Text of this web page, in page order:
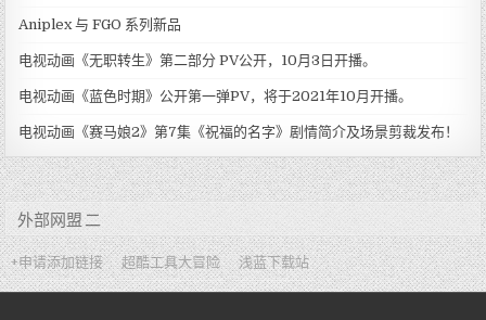
Aniplex 与 FGO 系列新品
电视动画《无职转生》第二部分 PV公开，10月3日开播。
电视动画《蓝色时期》公开第一弹PV，将于2021年10月开播。
电视动画《赛马娘2》第7集《祝福的名字》剧情简介及场景剪裁发布！
外部网盟 二
+申请添加链接 超酷工具大冒险 浅蓝下载站